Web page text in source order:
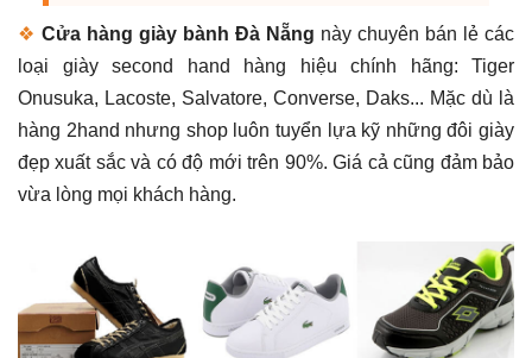
❖ Cửa hàng giày bành Đà Nẵng này chuyên bán lẻ các
loại giày second hand hàng hiệu chính hãng: Tiger
Onusuka, Lacoste, Salvatore, Converse, Daks... Mặc dù là
hàng 2hand nhưng shop luôn tuyển lựa kỹ những đôi giày
đẹp xuất sắc và có độ mới trên 90%. Giá cả cũng đảm bảo
vừa lòng mọi khách hàng.